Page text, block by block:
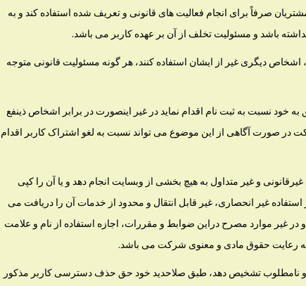
صرفاً برای انجام فعالیت های قانونی و تعریف شده استفاده کند و به
باشد و مسئولیت تخلف از آن بر عهده کاربر می باشد.
دیگری غیر از ایشان استفاده کنند، هر گونه مسئولیت قانونی متوجه
خود نسبت به ثبت نام اقدام نماید در غیر اینصورت در برابر اشخاص ذینفع
در صورت آگاهی از این موضوع می تواند نسبت به لغو اشتراک کاربر اقدام
و غیر متداول به هیچ بخشی از وبسایت انجام دهد و یا آن را کپی
استفاده غیر انحصاری، غیر قابل انتقال و محدود از خدمات آن را دریافت می
غیر موارد مصرح دراین ضوابط و مقررات، اجازه استفاده از نام و علامت
به رعایت حقوق مادی و معنوی شرکت می باشد.
و نامطلوب تشخیص دهد، طبق صلاحدید خود حق حذف دسترسی کاربر مذکور